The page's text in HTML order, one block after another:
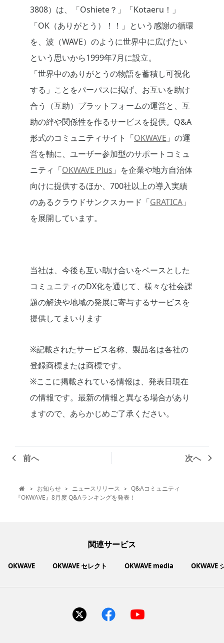
3808）は、「Oshiete？」「Kotaeru！」
「OK（ありがとう）！！」という感謝の循環
を、波（WAVE）のように世界中に広げたい
という思いから1999年7月に設立。
「世界中のありがとうの物語を蓄積し可視化
する」ことをパーパスに掲げ、お互いを助け
合う（互助）プラットフォームの運営と、互
助の絆や関係性を作るサービスを提供。Q&A
形式のコミュニティサイト「OKWAVE 」の運
営を軸に、ユーザー参加型のサポートコミュ
ニティ「OKWAVE Plus 」を企業や地方自治体
向けに提供するほか、700社以上の導入実績
のあるクラウドサンクスカード「GRATICA 」
を展開しています。
当社は、今後も互い助け合いをベースとした
コミュニティのDX化を通じて、様々な社会課
題の解決や地域の発展に寄与するサービスを
提供してまいります
※記載されたサービス名称、製品名は各社の
登録商標または商標です。
※ここに掲載されている情報は、発表日現在
の情報です。最新の情報と異なる場合があり
ますので、あらかじめご了承ください。
前へ 次へ
 > お知らせ > ニュースリリース > Q&Aコミュニティ
『OKWAVE』8月度 Q&Aランキングを発表！
関連サービス
OKWAVE OKWAVE セレクト OKWAVE media OKWAVE
ト
い物サイト
ス